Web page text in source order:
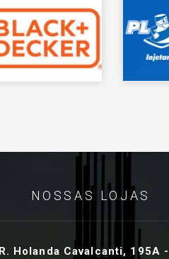
NOSSAS LOJAS
R. Holanda Cavalcanti, 195A